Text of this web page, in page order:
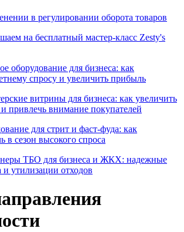
в регулировании оборота товаров
на бесплатный мастер-класс Zesty's
оборудование для бизнеса: как
спросу и увеличить прибыль
витрины для бизнеса: как увеличить
привлечь внимание покупателей
для стрит и фаст-фуда: как
в сезон высокого спроса
ТБО для бизнеса и ЖКХ: надежные
утилизации отходов